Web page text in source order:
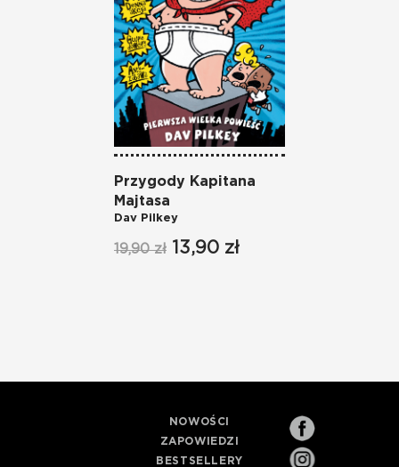
Przygody Kapitana
Majtasa
Dav Pilkey
19,90 zł 13,90 zł
NOWOŚCI
ZAPOWIEDZI
BESTSELLERY